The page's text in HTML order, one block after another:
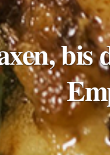
bis